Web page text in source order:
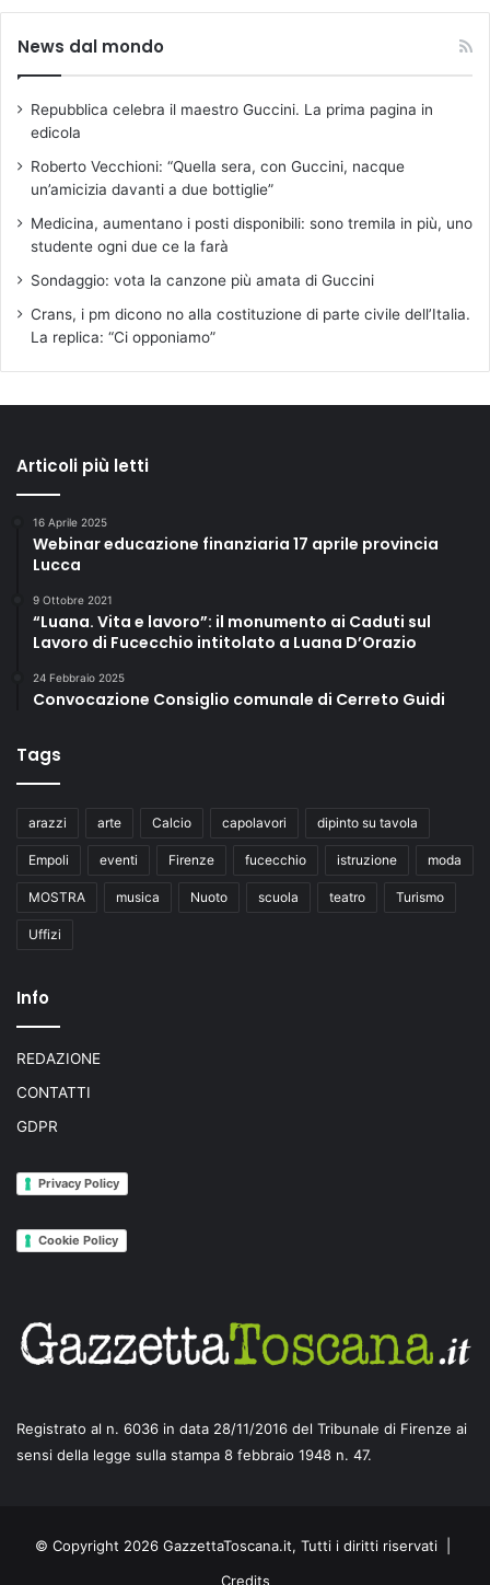
News dal mondo
Repubblica celebra il maestro Guccini. La prima pagina in
edicola
Roberto Vecchioni: “Quella sera, con Guccini, nacque
un’amicizia davanti a due bottiglie”
Medicina, aumentano i posti disponibili: sono tremila in più, uno
studente ogni due ce la farà
Sondaggio: vota la canzone più amata di Guccini
Crans, i pm dicono no alla costituzione di parte civile dell’Italia.
La replica: “Ci opponiamo”
Articoli più letti
16 Aprile 2025
Webinar educazione finanziaria 17 aprile provincia
Lucca
9 Ottobre 2021
“Luana. Vita e lavoro”: il monumento ai Caduti sul
Lavoro di Fucecchio intitolato a Luana D’Orazio
24 Febbraio 2025
Convocazione Consiglio comunale di Cerreto Guidi
Tags
arazzi arte Calcio capolavori dipinto su tavola
Empoli eventi Firenze fucecchio istruzione moda
MOSTRA musica Nuoto scuola teatro Turismo
Uffizi
Info
REDAZIONE
CONTATTI
GDPR
Privacy Policy
Cookie Policy
Registrato al n. 6036 in data 28/11/2016 del Tribunale di Firenze ai
sensi della legge sulla stampa 8 febbraio 1948 n. 47.
© Copyright 2026 GazzettaToscana.it, Tutti i diritti riservati |
Credits